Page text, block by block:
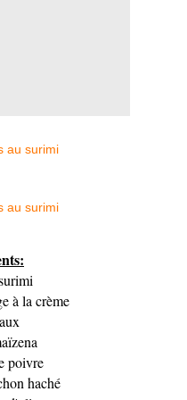
à la crème
poivre
haché